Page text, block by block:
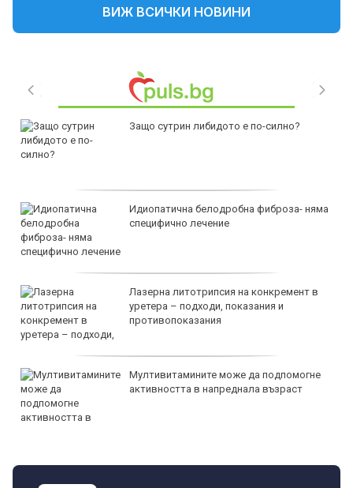
ВИЖ ВСИЧКИ НОВИНИ
Защо сутрин либидото е по-силно?
Идиопатична белодробна фиброза- няма
специфично лечение
Лазерна литотрипсия на конкремент в
уретера – подходи, показания и
противопоказания
Мултивитамините може да подпомогне
активността в напреднала възраст